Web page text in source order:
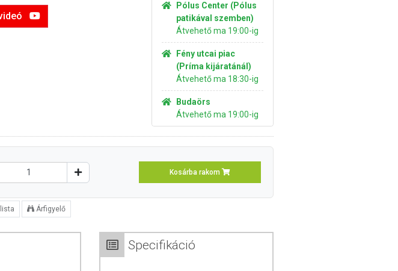
Pólus Center (Pólus
patikával szemben)
Átvehető ma 19:00-ig
Fény utcai piac
(Príma kijáratánál)
Átvehető ma 18:30-ig
Budaörs
Átvehető ma 19:00-ig
Kosárba rakom
Árfigyelő
Specifikáció